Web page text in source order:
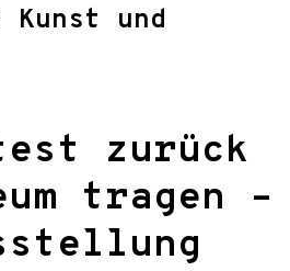
Kunst und
zurück
tragen –